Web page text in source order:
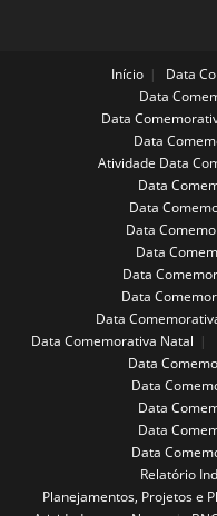
Início
Data
Data
Data
Data
Atividade Data
Data
Data
Data
Data
Data
Data
Data
Data Comemorativa Natal
Data
Data
Data
Data
Data
Relatório
Planejamentos, Projetos e